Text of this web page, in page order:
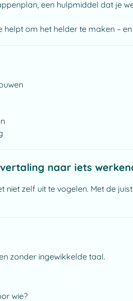
een hulpmiddel dat je
om het helder te maken –
naar iets
niet zelf uit te vogelen. Met de
zonder ingewikkelde taal.
wie?